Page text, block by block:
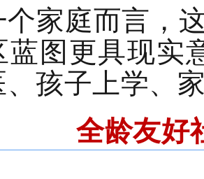
家庭而言，
蓝图更具现实
孩子上学、
全龄友好